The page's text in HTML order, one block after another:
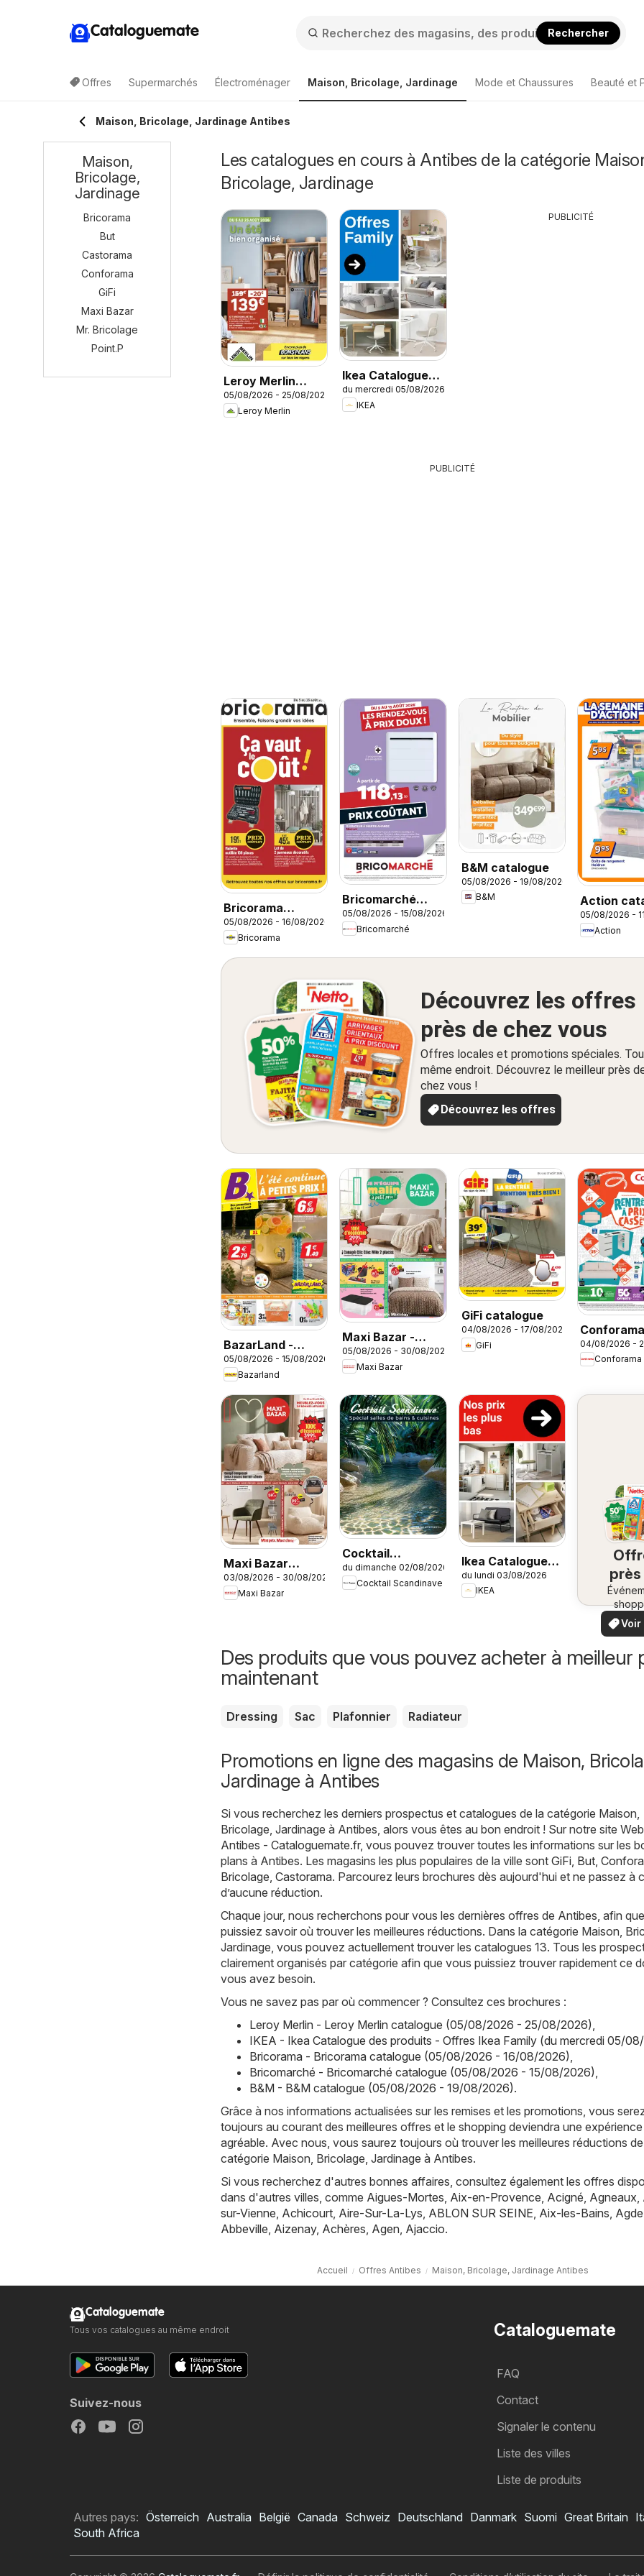
Cataloguemate Rechercher
Offres Supermarchés Électroménager Maison, Bricolage, Jardinage Mode et Chaussures Beauté et
Maison, Bricolage, Jardinage Antibes
Les catalogues en cours à Antibes de la catégorie
Bricolage, Jardinage
Leroy Merlin
catalogue
05/08/2026 - 25/08/2026
Leroy Merlin
Ikea Catalogue
des produits -
Offres Ikea
du mercredi 05/08/2026
IKEA
PUBLICITÉ
PUBLICITÉ
Bricorama
catalogue
05/08/2026 - 16/08/2026
Bricorama
Bricomarché
catalogue
05/08/2026 - 15/08/2026
Bricomarché
B&M catalogue
05/08/2026 - 19/08/2026
B&M
Action
05/08/2026 -
Action
Découvrez les offres
près de chez vous
Offres locales et promotions spéciales.
même endroit. Découvrez le meilleur près
chez vous !
Découvrez les offres
BazarLand -
L'été continue à
petits prix
05/08/2026 - 15/08/2026
Bazarland
Maxi Bazar -
Brochure
05/08/2026 - 30/08/2026
Maxi Bazar
GiFi catalogue
04/08/2026 - 17/08/2026
GiFi
Conforama
Rentrée à
cassés
04/08/2026 -
Conforama
Maxi Bazar
catalogue
03/08/2026 - 30/08/2026
Maxi Bazar
Cocktail
Scandinave
catalogue
du dimanche 02/08/2026
Cocktail Scandinave
Ikea Catalogue
des produits -
Nos prix les plus
du lundi 03/08/2026
IKEA
près
locaux
Voir
Des produits que vous pouvez acheter à meilleur
maintenant
Dressing Sac Plafonnier Radiateur
Promotions en ligne des magasins de Maison,
Jardinage à Antibes
Si vous recherchez les derniers prospectus et catalogues de la catégorie Maison,
Bricolage, Jardinage à Antibes, alors vous êtes au bon endroit ! Sur notre site Web
Antibes - Cataloguemate.fr, vous pouvez trouver toutes les informations sur les
plans à Antibes. Les magasins les plus populaires de la ville sont GiFi, But,
Bricolage, Castorama. Parcourez leurs brochures dès aujourd'hui et ne passez à
d’aucune réduction.
Chaque jour, nous recherchons pour vous les dernières offres de Antibes, afin
puissiez savoir où trouver les meilleures réductions. Dans la catégorie Maison,
Jardinage, vous pouvez actuellement trouver les catalogues 13. Tous les
clairement organisés par catégorie afin que vous puissiez trouver rapidement ce
vous avez besoin.
Vous ne savez pas par où commencer ? Consultez ces brochures :
Leroy Merlin - Leroy Merlin catalogue (05/08/2026 - 25/08/2026),
IKEA - Ikea Catalogue des produits - Offres Ikea Family (du mercredi 05/
Bricorama - Bricorama catalogue (05/08/2026 - 16/08/2026),
Bricomarché - Bricomarché catalogue (05/08/2026 - 15/08/2026),
B&M - B&M catalogue (05/08/2026 - 19/08/2026).
Grâce à nos informations actualisées sur les remises et les promotions, vous
toujours au courant des meilleures offres et le shopping deviendra une expérience
agréable. Avec nous, vous saurez toujours où trouver les meilleures réductions
catégorie Maison, Bricolage, Jardinage à Antibes.
Si vous recherchez d'autres bonnes affaires, consultez également les offres
dans d'autres villes, comme Aigues-Mortes, Aix-en-Provence, Acigné, Agneaux,
sur-Vienne, Achicourt, Aire-Sur-La-Lys, ABLON SUR SEINE, Aix-les-Bains, Agde
Abbeville, Aizenay, Achères, Agen, Ajaccio.
Accueil Offres Antibes Maison, Bricolage, Jardinage Antibes
Maison,
Bricolage,
Jardinage
Bricorama
But
Castorama
Conforama
GiFi
Maxi Bazar
Mr. Bricolage
Point.P
Cataloguemate
FAQ
Contact
Signaler le contenu
Liste des villes
Liste de produits
Cataloguemate
Tous vos catalogues au même endroit
Suivez-nous
Autres pays: Österreich Australia België Canada Schweiz Deutschland Danmark Suomi Great Britain
South Africa